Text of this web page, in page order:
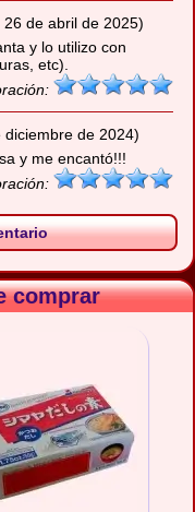
de abril de 2025)
y lo utilizo con
etc).
diciembre de 2024)
y me encantó!!!
comprar